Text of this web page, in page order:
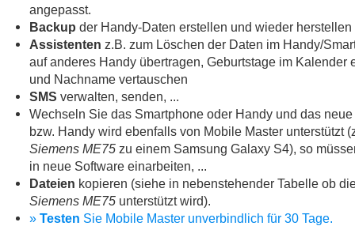
angepasst.
Backup der Handy-Daten erstellen und wieder herstellen
Assistenten z.B. zum Löschen der Daten im Handy/
auf anderes Handy übertragen, Geburtstage im Kalender
und Nachname vertauschen
SMS verwalten, senden, ...
Wechseln Sie das Smartphone oder Handy und das
bzw. Handy wird ebenfalls von Mobile Master unterstützt
Siemens ME75 zu einem Samsung Galaxy S4), so
in neue Software einarbeiten, ...
Dateien kopieren (siehe in nebenstehender Tabelle ob
Siemens ME75 unterstützt wird).
» Testen Sie Mobile Master unverbindlich für 30 Tage.